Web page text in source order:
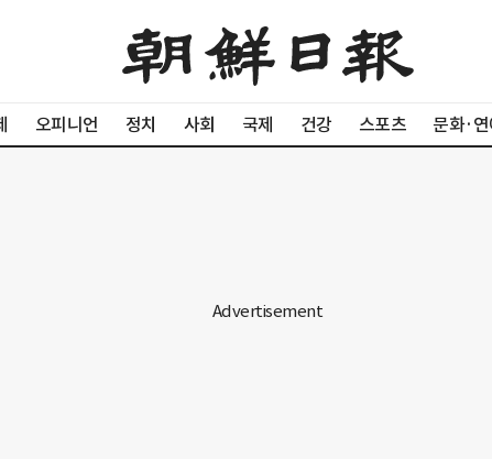
오피니언 정치 사회 국제 건강 스포츠 문화·연